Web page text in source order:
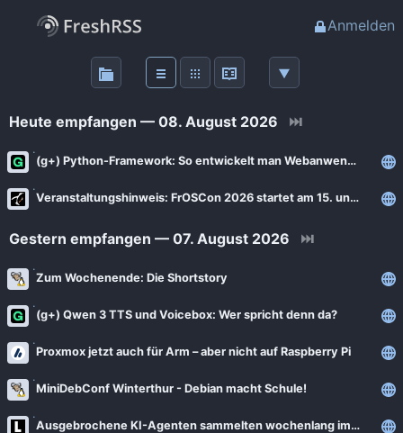
Anmelden
Haupt-Feeds
Wichtige Feeds
Meine Labels
AdminForge
Bejonet
News
Heute empfangen — 08. August 2026 ⏭
(g+) Python-Framework: So entwickelt man Webanwendungen mit Django
Veranstaltungshinweis: FrOSCon 2026 startet am 15. und 16. August
Gestern empfangen — 07. August 2026 ⏭
Zum Wochenende: Die Shortstory
(g+) Qwen 3 TTS und Voicebox: Wer spricht denn da?
Proxmox jetzt auch für Arm – aber nicht auf Raspberry Pi
MiniDebConf Winterthur - Debian macht Schule!
Ausgebrochene KI-Agenten sammelten wochenlang im Geheimen Hacking-Tipps